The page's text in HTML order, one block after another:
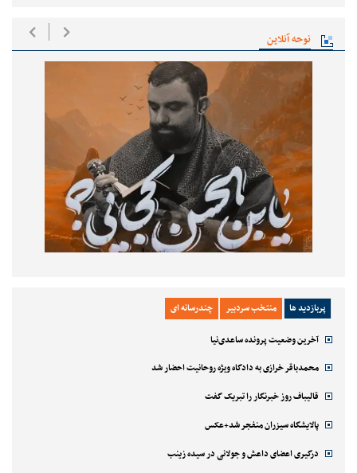
نوحه آنلاین
پربازدید ها منتخب سردبیر چندرسانه ای
آخرین وضعیت پرونده ساعدی‌نیا
محمدباقر خرازی به دادگاه ویژه روحانیت احضار شد
قالیباف روز خبرنگار را تبریک گفت
پالایشگاه سیزران منفجر شد+عکس
درگیری اعضای داعش و جولانی در سیده زینب